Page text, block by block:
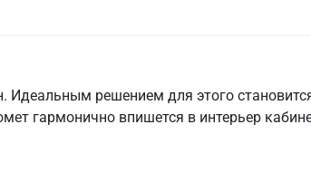
Идеальным решением для этого
гармонично впишется в интерьер